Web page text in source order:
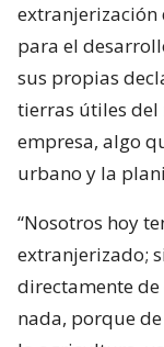
para el
sus propias
tierras útiles del
empresa, algo
urbano y la
“Nosotros hoy
extranjerizado;
directamente
nada, porque